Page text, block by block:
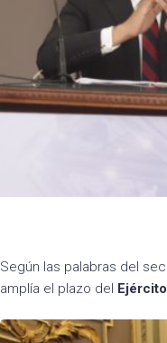
Según las palabras del
amplía el plazo del Ejército